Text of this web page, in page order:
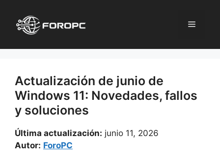
contenido
Menú
Actualización de junio de
Windows 11: Novedades, fallos
y soluciones
Última actualización: junio 11, 2026
Autor: ForoPC